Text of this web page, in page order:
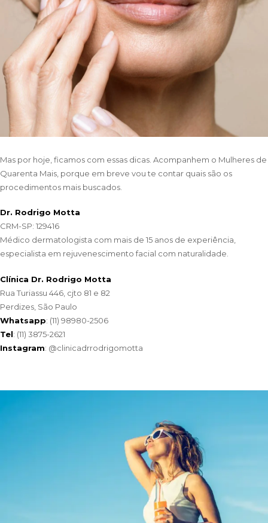
Mas por hoje, ficamos com essas dicas. Acompanhem o Mulheres de
Quarenta Mais, porque em breve vou te contar quais são os
procedimentos mais buscados.
Dr. Rodrigo Motta
CRM-SP: 129416
Médico dermatologista com mais de 15 anos de experiência,
especialista em rejuvenescimento facial com naturalidade.
Clínica Dr. Rodrigo Motta
Rua Turiassu 446, cjto 81 e 82
Perdizes, São Paulo
Whatsapp: (11) 98980-2506
Tel: (11) 3875-2621
Instagram: @clinicadrrodrigomotta